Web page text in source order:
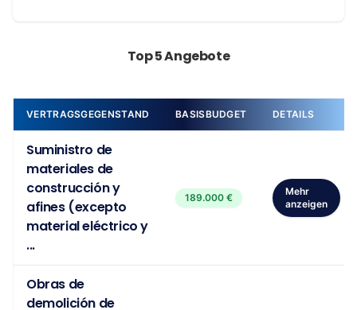
Top 5 Angebote
VERTRAGSGEGENSTAND BASISBUDGET DETAILS
Suministro de
materiales de
construcción y
afines (excepto
material eléctrico y
...
189.000 €
Mehr
anzeigen
Obras de
demolición de